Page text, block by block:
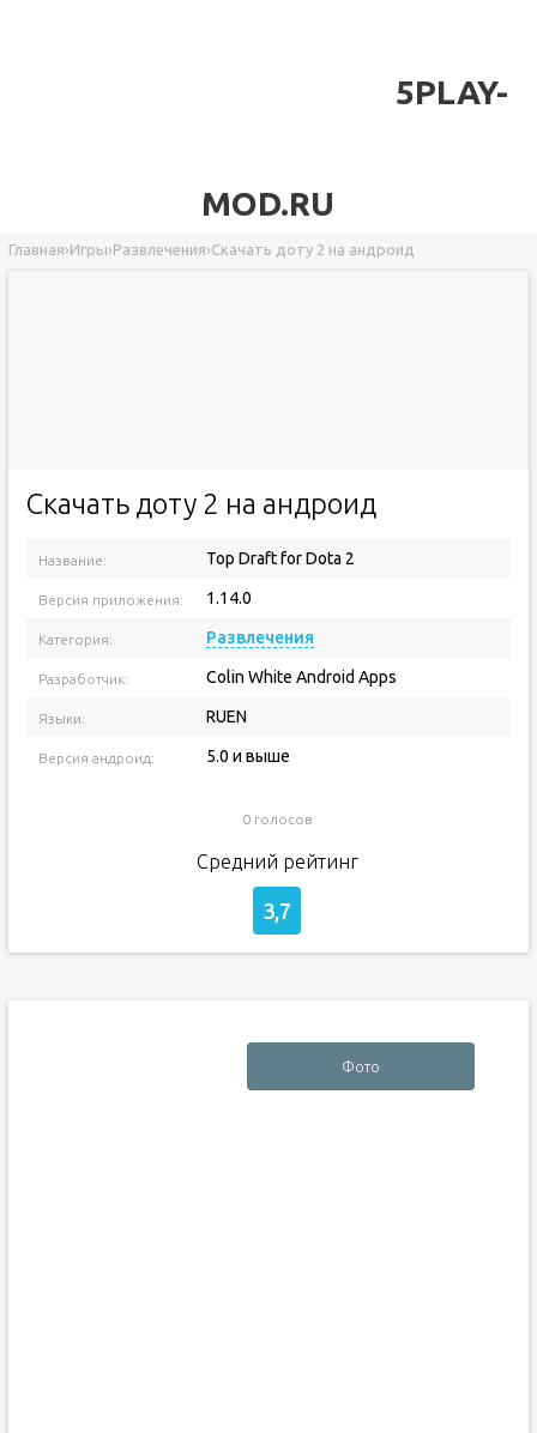
5PLAY-
MOD.RU
Главная›Игры›Развлечения›Скачать доту 2 на андроид
Скачать доту 2 на андроид
Название: Top Draft for Dota 2
Версия приложения: 1.14.0
Категория: Развлечения
Разработчик: Colin White Android Apps
Языки: RUEN
Версия андроид: 5.0 и выше
0 голосов
Средний рейтинг
3,7
Фото